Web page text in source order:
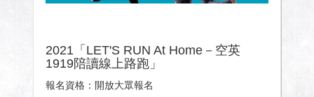
2021「LET'S RUN At Home－空英
1919陪讀線上路跑」
報名資格：開放大眾報名